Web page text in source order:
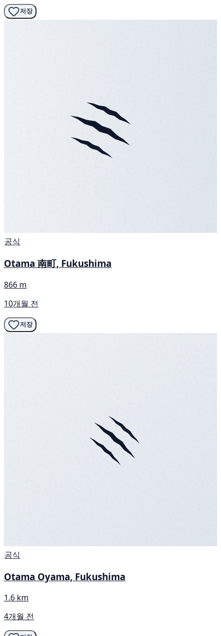
저장
공식
Otama 南町, Fukushima
866 m
10개월 전
저장
공식
Otama Oyama, Fukushima
1.6 km
4개월 전